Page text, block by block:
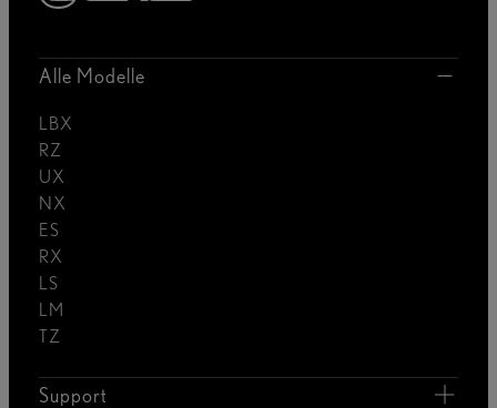
Alle Modelle
LBX
RZ
UX
NX
ES
RX
LS
LM
TZ
Support